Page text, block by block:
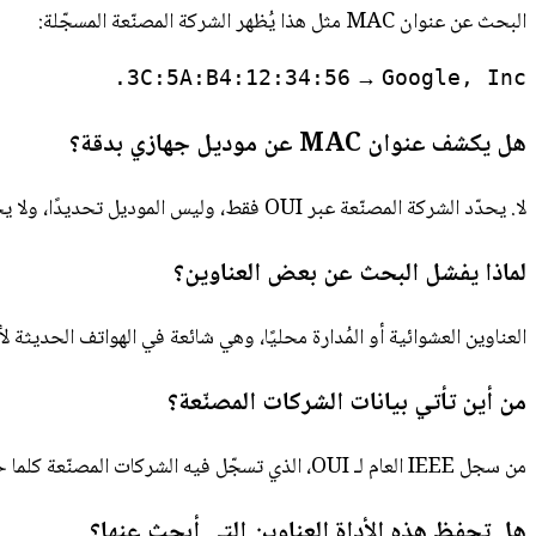
البحث عن عنوان MAC مثل هذا يُظهر الشركة المصنّعة المسجّلة:
3C:5A:B4:12:34:56 → Google, Inc.
هل يكشف عنوان MAC عن موديل جهازي بدقة؟
لا. يحدّد الشركة المصنّعة عبر OUI فقط، وليس الموديل تحديدًا، ولا يخبرك بشيء شخصي عن مالك الجهاز.
لماذا يفشل البحث عن بعض العناوين؟
العناوين العشوائية أو المُدارة محليًا، وهي شائعة في الهواتف
من أين تأتي بيانات الشركات المصنّعة؟
من سجل IEEE العام لـ OUI، الذي تسجّل فيه الشركات المصنّعة كلما حصلت على نطاق من عناوين MAC.